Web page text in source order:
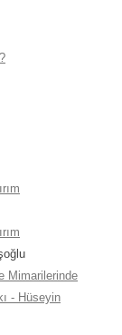
Mimarilerinde
- Hüseyin